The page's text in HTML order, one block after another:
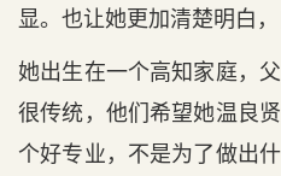
显。也让她更加清楚明白
她出生在一个高知家庭，
很传统，他们希望她温良
个好专业，不是为了做出